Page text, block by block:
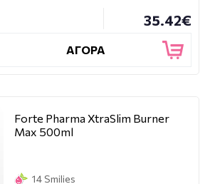
35.42€
ΑΓΟΡΑ
Forte Pharma XtraSlim Burner
Max 500ml
14 Smilies